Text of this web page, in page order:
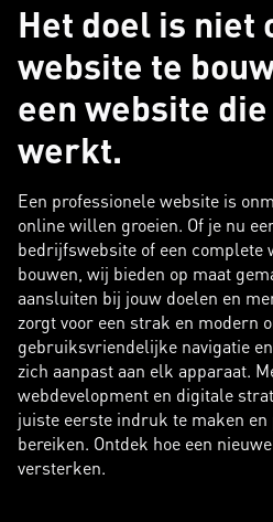
Het doel is niet
website te
een website
werkt.
Een professionele website is
online willen groeien. Of je nu
bedrijfswebsite of een complete
bouwen, wij bieden op maat
aansluiten bij jouw doelen en
zorgt voor een strak en modern
gebruiksvriendelijke navigatie
zich aanpast aan elk apparaat.
webdevelopment en digitale
juiste eerste indruk te maken
bereiken. Ontdek hoe een
versterken.